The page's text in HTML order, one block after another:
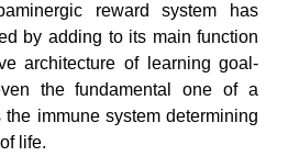
reward system has
by adding to its main function
architecture of learning goal-
the fundamental one of a
immune system determining
life.